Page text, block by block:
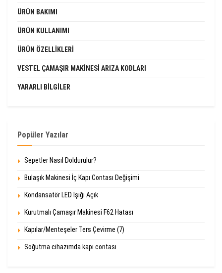
ÜRÜN BAKIMI
ÜRÜN KULLANIMI
ÜRÜN ÖZELLIKLERI
VESTEL ÇAMAŞIR MAKINESI ARIZA KODLARI
YARARLI BILGILER
Popüler Yazılar
Sepetler Nasıl Doldurulur?
Bulaşık Makinesi İç Kapı Contası Değişimi
Kondansatör LED Işığı Açık
Kurutmalı Çamaşır Makinesi F62 Hatası
Kapılar/Menteşeler Ters Çevirme (7)
Soğutma cihazımda kapı contası